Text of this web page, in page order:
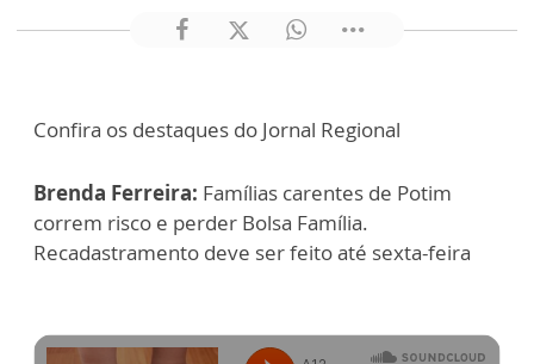
Confira os destaques do Jornal Regional
Brenda Ferreira: Famílias carentes de Potim
correm risco e perder Bolsa Família.
Recadastramento deve ser feito até sexta-feira